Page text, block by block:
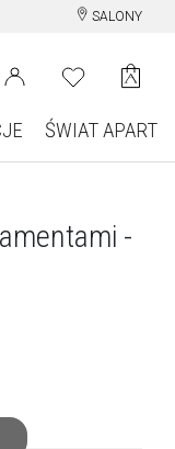
SALONY
ŚWIAT APART
-